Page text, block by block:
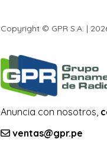
Copyright © GPR S.A. |
Anuncia con nosotros,
ventas@gpr.pe